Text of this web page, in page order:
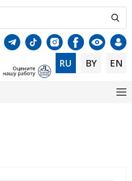
RU BY EN